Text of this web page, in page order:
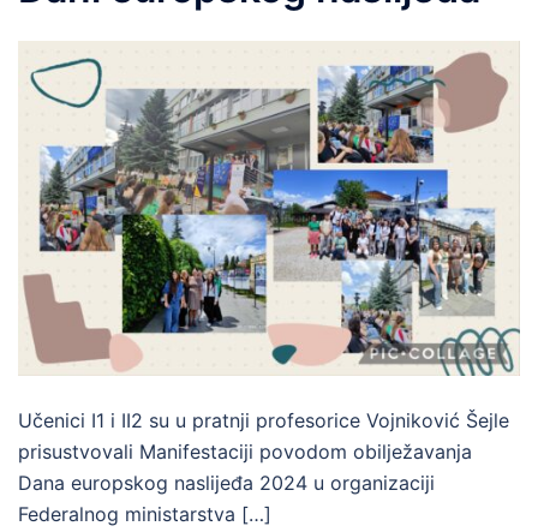
Učenici I1 i II2 su u pratnji profesorice Vojniković Šejle
prisustvovali Manifestaciji povodom obilježavanja
Dana europskog naslijeđa 2024 u organizaciji
Federalnog ministarstva […]